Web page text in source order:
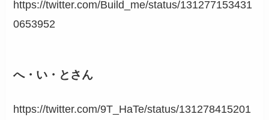
https://twitter.com/Build_me/status/131277153431
0653952
へ・い・とさん
https://twitter.com/9T_HaTe/status/131278415201